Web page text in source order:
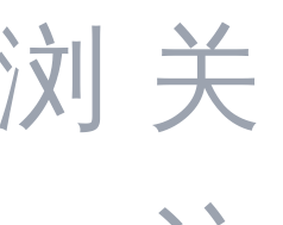
化
道
关